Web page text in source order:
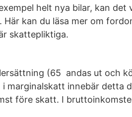
helt nya bilar, kan det
Här kan du läsa mer om
skattepliktiga.
(65 andas ut och
i marginalskatt innebär detta
före skatt. I